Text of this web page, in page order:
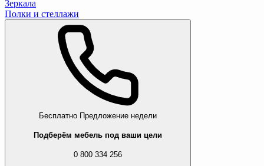
Зеркала
Полки и стеллажи
Бесплатно Предложение недели
Подберём мебель под ваши цели
0 800 334 256